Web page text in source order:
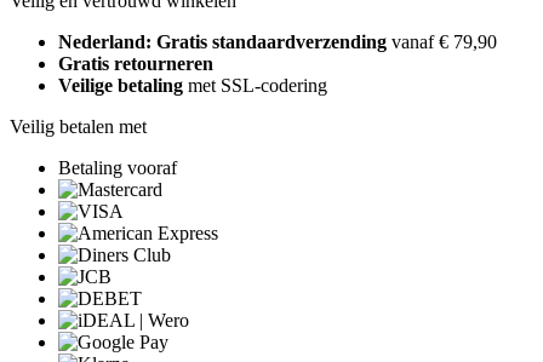
Nederland: Gratis standaardverzending vanaf € 79,90
Gratis retourneren
Veilige betaling met SSL-codering
Veilig betalen met
Betaling vooraf